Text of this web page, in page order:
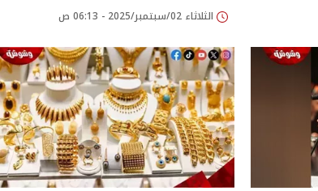
الثلاثاء 02/سبتمبر/2025 - 06:13 ص